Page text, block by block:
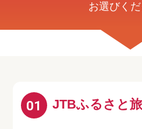
お選びくだ
01 JTBふるさと